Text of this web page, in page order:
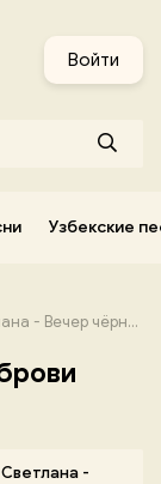
Войти
Узбекские
Вечер чёрные брови насопил
-
Корейские песни